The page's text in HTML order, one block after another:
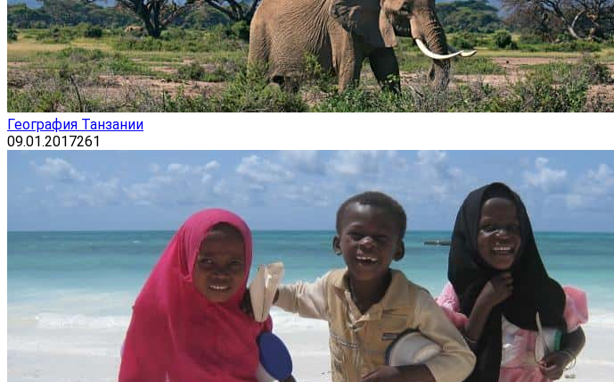
География Танзании
09.01.2017261